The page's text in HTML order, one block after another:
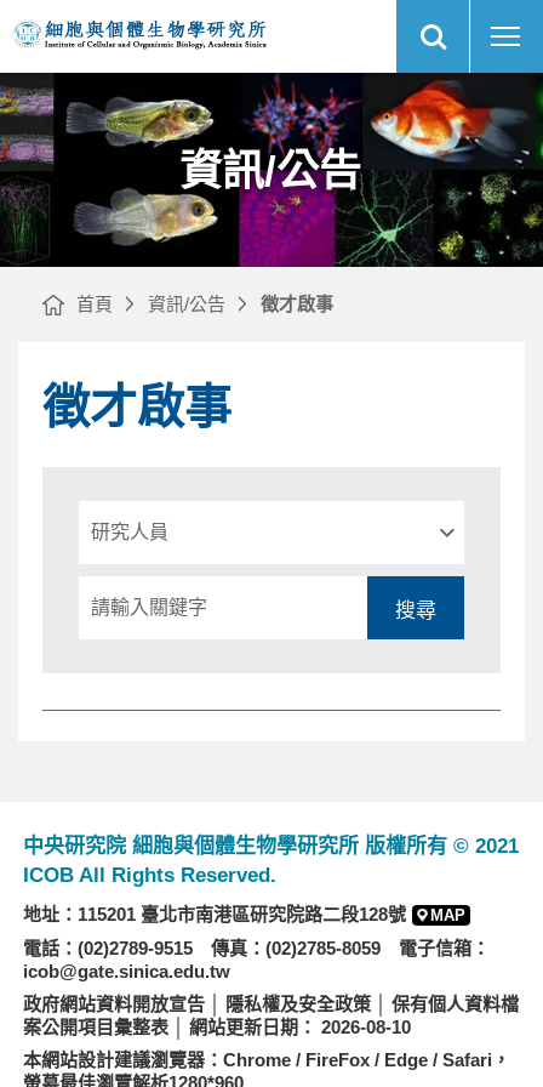
才
啟
央
研
細
胞
與
個
生
物
學
研
究
所
網
站
搜
網
站
主
選
資訊/公告
首頁 資訊/公告 徵才啟事
徵才啟事
搜尋
中央研究院 細胞與個體生物學研究所 版權所有 © 2021
ICOB All Rights Reserved.
地址：115201 臺北市南港區研究院路二段128號 MAP
電話：(02)2789-9515 傳真：(02)2785-8059 電子信箱：
icob@gate.sinica.edu.tw
政府網站資料開放宣告
隱私權及安全政策 │保有個人資料檔
案公開項目彙整表 │ 網站更新日期： 2026-08-10
本網站設計建議瀏覽器：Chrome / FireFox / Edge / Safari，
螢幕最佳瀏覽解析1280*960